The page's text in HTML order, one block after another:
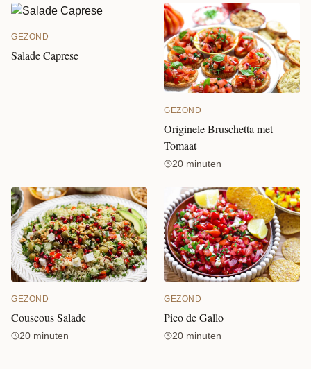
GEZOND
Salade Caprese
GEZOND
Originele Bruschetta met
Tomaat
20 minuten
GEZOND
Couscous Salade
20 minuten
GEZOND
Pico de Gallo
20 minuten